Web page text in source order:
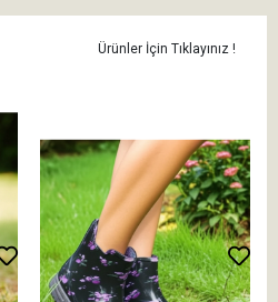
Ürünler İçin Tıklayınız !